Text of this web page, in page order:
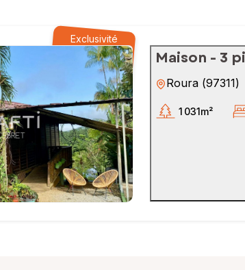
Exclusivité
Maison - 3
Roura (97311)
1 031m²